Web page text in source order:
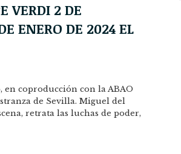
VERDI 2 DE
ENERO DE 2024 EL
coproducción con la ABAO
de Sevilla. Miguel del
retrata las luchas de poder,